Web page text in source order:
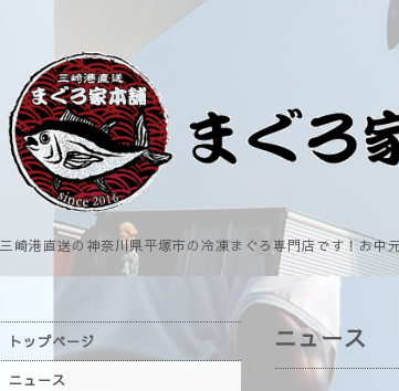
三崎港直送の神奈川県平塚市の冷凍まぐろ専門店です！お
ニュース
トップページ
ニュース